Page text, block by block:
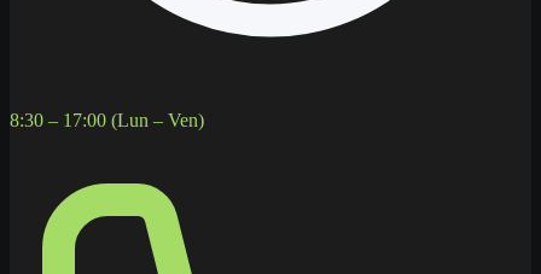
8:30 – 17:00 (Lun – Ven)